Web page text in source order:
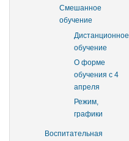
Смешанное
обучение
Дистанционное
обучение
О форме
обучения с 4
апреля
Режим,
графики
Воспитательная